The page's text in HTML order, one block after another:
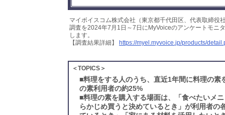
マイボイスコム株式会社（東京都千代田区、代表取締
調査を2024年7月1日～7日にMyVoiceのアンケートモニ
します。
【調査結果詳細】
https://myel.myvoice.jp/products/
＜TOPICS＞
■料理をする人のうち、直近1年間に料理の
の素利用者の約25%
■料理の素を購入する場面は、「食べたいメ
らかじめ買うと決めているとき」が利用者